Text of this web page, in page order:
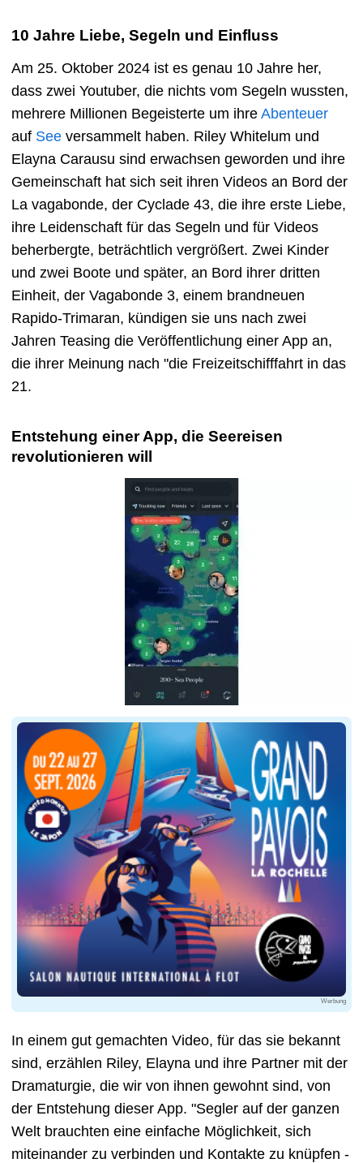
10 Jahre Liebe, Segeln und Einfluss
Am 25. Oktober 2024 ist es genau 10 Jahre her,
dass zwei Youtuber, die nichts vom Segeln wussten,
mehrere Millionen Begeisterte um ihre Abenteuer
auf See versammelt haben. Riley Whitelum und
Elayna Carausu sind erwachsen geworden und ihre
Gemeinschaft hat sich seit ihren Videos an Bord der
La vagabonde, der Cyclade 43, die ihre erste Liebe,
ihre Leidenschaft für das Segeln und für Videos
beherbergte, beträchtlich vergrößert. Zwei Kinder
und zwei Boote und später, an Bord ihrer dritten
Einheit, der Vagabonde 3, einem brandneuen
Rapido-Trimaran, kündigen sie uns nach zwei
Jahren Teasing die Veröffentlichung einer App an,
die ihrer Meinung nach "die Freizeitschifffahrt in das
21.
Entstehung einer App, die Seereisen
revolutionieren will
Werbung
In einem gut gemachten Video, für das sie bekannt
sind, erzählen Riley, Elayna und ihre Partner mit der
Dramaturgie, die wir von ihnen gewohnt sind, von
der Entstehung dieser App. "Segler auf der ganzen
Welt brauchten eine einfache Möglichkeit, sich
miteinander zu verbinden und Kontakte zu knüpfen -